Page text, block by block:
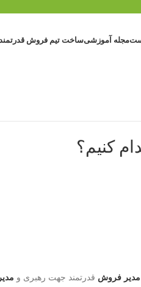
مجله آموزشیساخت تیم فروش
کنیم؟
مدیر فروش قدرتمند جهت رهبری و